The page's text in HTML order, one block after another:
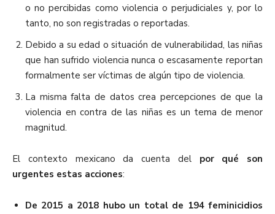
o no percibidas como violencia o perjudiciales y, por lo
tanto, no son registradas o reportadas.
Debido a su edad o situación de vulnerabilidad, las niñas
que han sufrido violencia nunca o escasamente reportan
formalmente ser víctimas de algún tipo de violencia.
La misma falta de datos crea percepciones de que la
violencia en contra de las niñas es un tema de menor
magnitud.
El contexto mexicano da cuenta delpor qué son
urgentes estas acciones:
De 2015 a 2018 hubo un total de 194 feminicidios